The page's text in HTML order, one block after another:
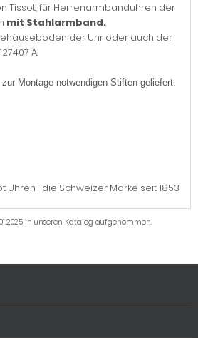
Tissot, für Herrenarmbanduhren der
mit Stahlarmband.
der Uhr oder auch der
A.
Montage notwendigen Stiften geliefert.
Uhren- die Schweizer Marke seit 1853
in unseren Katalog aufgenommen.